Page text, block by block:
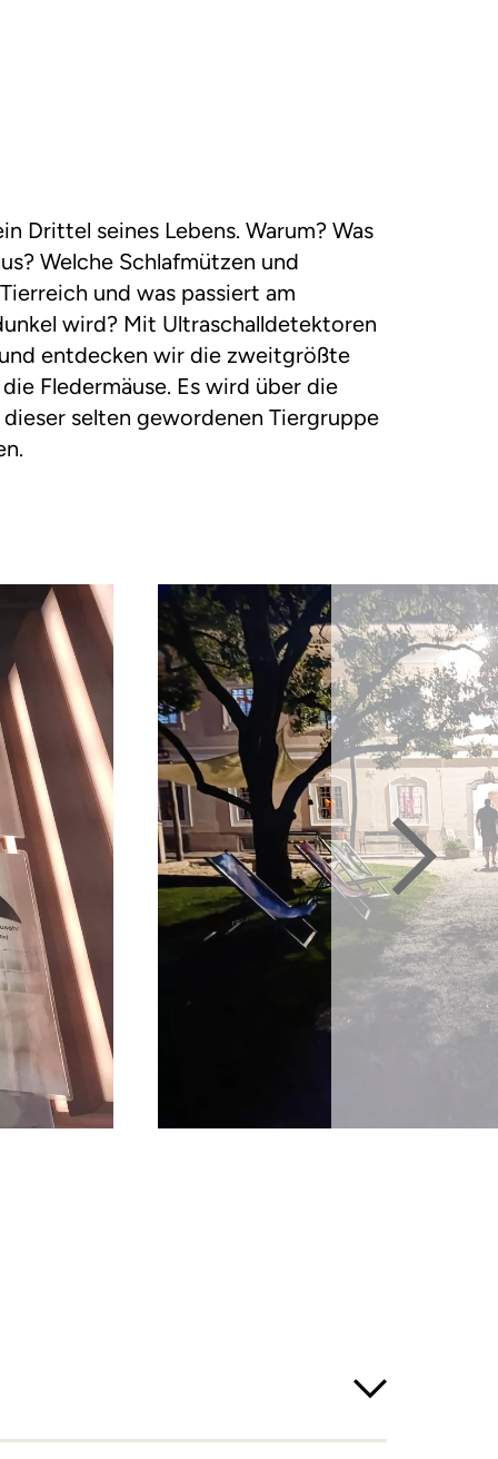
Drittel seines Lebens. Warum? Was
Welche Schlafmützen und
und was passiert am
wird? Mit Ultraschalldetektoren
entdecken wir die zweitgrößte
Fledermäuse. Es wird über die
selten gewordenen Tiergruppe